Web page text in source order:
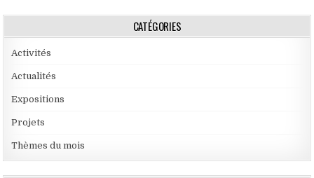
CATÉGORIES
Activités
Actualités
Expositions
Projets
Thèmes du mois